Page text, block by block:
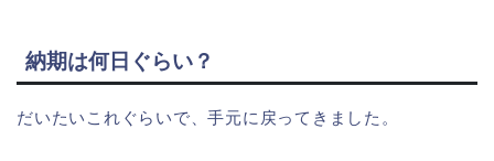
納期は何日ぐらい？
だいたいこれぐらいで、手元に戻ってきました。